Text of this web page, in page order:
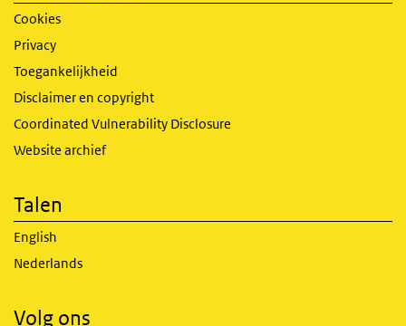
Cookies
Privacy
Toegankelijkheid
Disclaimer en copyright
Coordinated Vulnerability Disclosure
Website archief
Talen
English
Nederlands
Volg ons